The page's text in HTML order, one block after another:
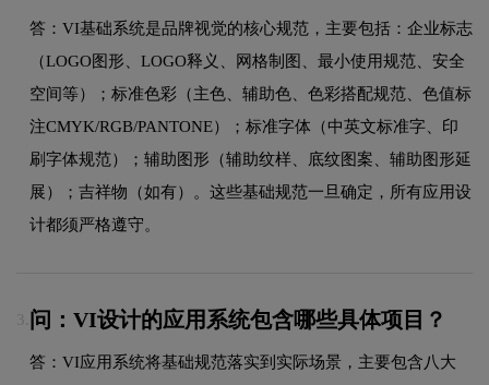
答：VI基础系统是品牌视觉的核心规范，主要包括：企业标志
（LOGO图形、LOGO释义、网格制图、最小使用规范、安全
空间等）；标准色彩（主色、辅助色、色彩搭配规范、色值标
注CMYK/RGB/PANTONE）；标准字体（中英文标准字、印
刷字体规范）；辅助图形（辅助纹样、底纹图案、辅助图形延
展）；吉祥物（如有）。这些基础规范一旦确定，所有应用设
计都须严格遵守。
3. 问：VI设计的应用系统包含哪些具体项目？
答：VI应用系统将基础规范落实到实际场景，主要包含八大